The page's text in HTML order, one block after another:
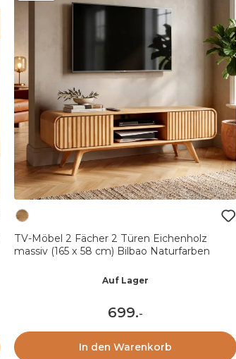
TV-Möbel 2 Fächer 2 Türen Eichenholz
massiv (165 x 58 cm) Bilbao Naturfarben
Auf Lager
699.-
In den Warenkorb